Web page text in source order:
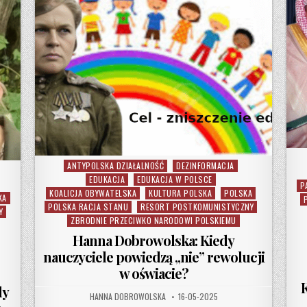
Posted in
ANTYPOLSKA DZIAŁALNOŚĆ
DEZINFORMACJA
EDUKACJA
EDUKACJA W POLSCE
KOALICJA OBYWATELSKA
KULTURA POLSKA
POLSKA
POLSKA RACJA STANU
RESORT POSTKOMUNISTYCZNY
ZBRODNIE PRZECIWKO NARODOWI POLSKIEMU
Hanna Dobrowolska: Kiedy
nauczyciele powiedzą „nie” rewolucji
w oświacie?
AUTHOR:
HANNA DOBROWOLSKA PUBLISHED DATE:
16-05-2025